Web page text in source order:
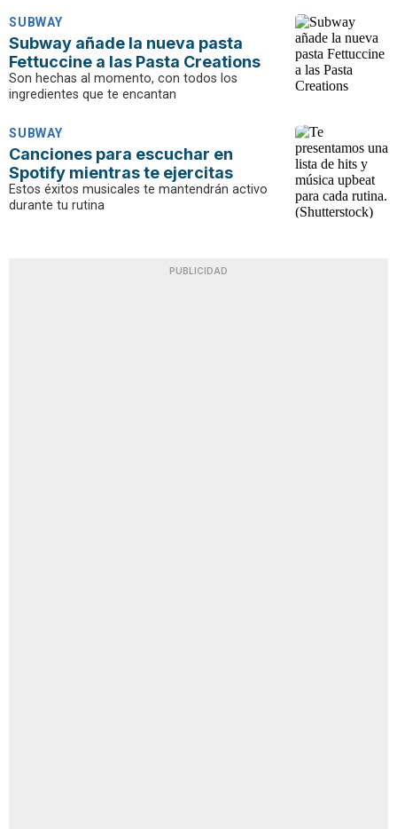
SUBWAY
Subway añade la nueva pasta
Fettuccine a las Pasta Creations
Son hechas al momento, con todos los
ingredientes que te encantan
SUBWAY
Canciones para escuchar en
Spotify mientras te ejercitas
Estos éxitos musicales te mantendrán activo
durante tu rutina
PUBLICIDAD